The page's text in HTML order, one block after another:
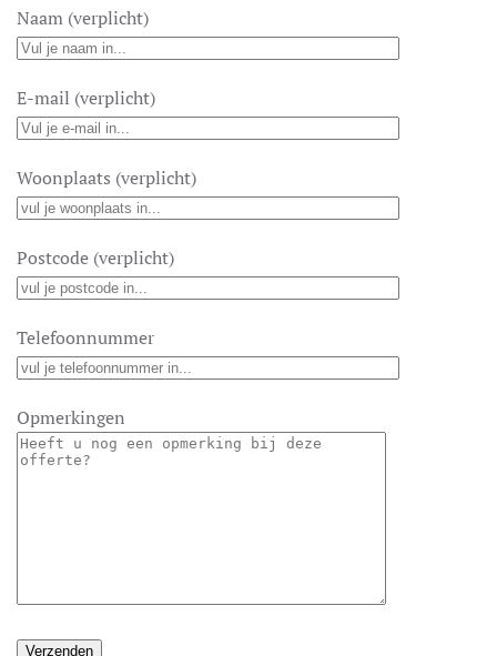
Naam (verplicht)
E-mail (verplicht)
Woonplaats (verplicht)
Postcode (verplicht)
Telefoonnummer
Opmerkingen